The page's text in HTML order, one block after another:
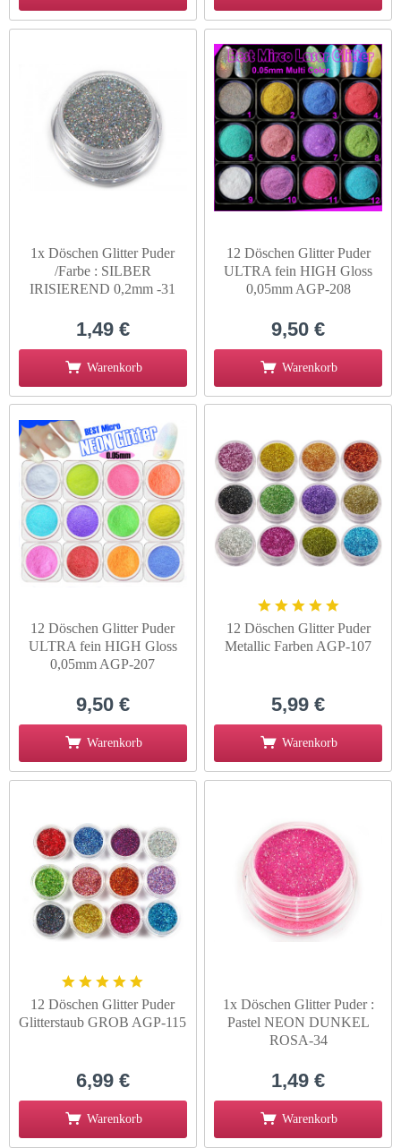
1x Döschen Glitter Puder
/Farbe : SILBER
IRISIEREND 0,2mm -31
1,49 €
Warenkorb
12 Döschen Glitter Puder
ULTRA fein HIGH Gloss
0,05mm AGP-208
9,50 €
Warenkorb
12 Döschen Glitter Puder
ULTRA fein HIGH Gloss
0,05mm AGP-207
9,50 €
Warenkorb
12 Döschen Glitter Puder
Metallic Farben AGP-107
5,99 €
Warenkorb
12 Döschen Glitter Puder
Glitterstaub GROB AGP-115
6,99 €
Warenkorb
1x Döschen Glitter Puder :
Pastel NEON DUNKEL
ROSA-34
1,49 €
Warenkorb